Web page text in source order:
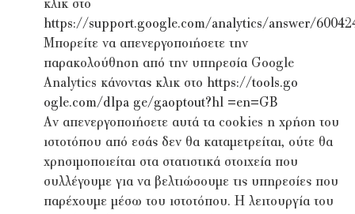
κλικ στο
https://support.google.com/analytics/answer/
Μπορείτε να απενεργοποιήσετε την
παρακολούθηση από την υπηρεσία Google
Analytics κάνοντας κλικ στο https://tools.go
ogle.com/dlpa ge/gaoptout?hl =en=GB
Αν απενεργοποιήσετε αυτά τα cookies η χρήση του
ιστοτόπου από εσάς δεν θα καταμετρείται, ούτε θα
χρησιμοποιείται στα στατιστικά στοιχεία που
συλλέγουμε για να βελτιώσουμε τις υπηρεσίες που
παρέχουμε μέσω του ιστοτόπου. Η λειτουργία του